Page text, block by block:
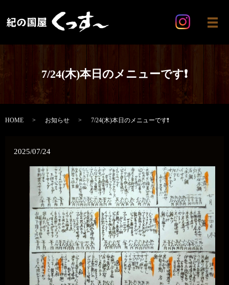
メ
7/24(木)本日のメニューです❗️
HOME お知らせ 7/24(木)本日のメニューです❗️
2025/07/24